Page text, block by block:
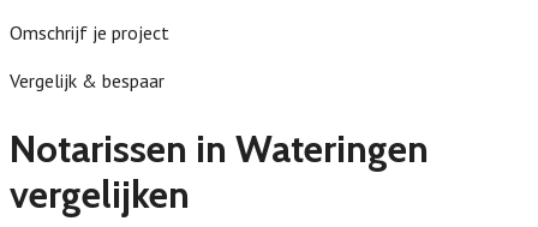
Omschrijf je project
Vergelijk & bespaar
Notarissen in Wateringen
vergelijken